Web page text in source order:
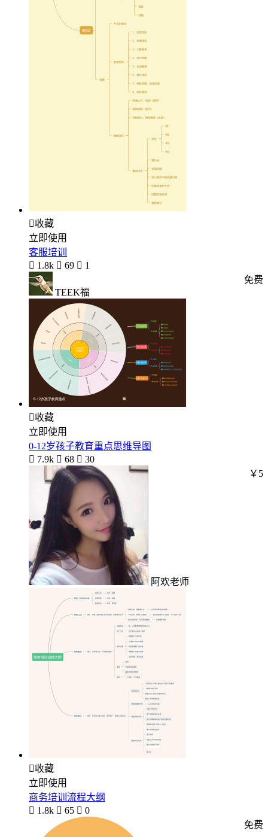
收藏
立即使用
客服培训
 1.8k  69  1
TEEK福
免费
收藏
立即使用
0-12岁孩子教育重点思维导图
 7.9k  68  30
阿欢老师
￥5
收藏
立即使用
商务培训流程大纲
 1.8k  65  0
免费